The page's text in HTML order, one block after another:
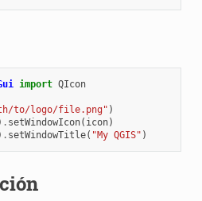
import QIcon
to/logo/file.png" )
. setWindowIcon( icon)
. setWindowTitle( "My QGIS" )